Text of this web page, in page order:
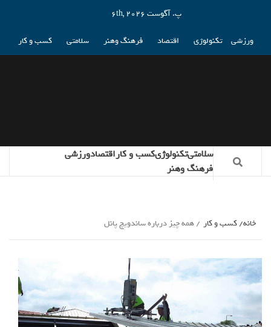
پ. آگوست 6th, 2026
ورزشی تکنولوژی اقتصاد فرهنگ وهنر سلامتی کسب و کار
سلامتیتکنولوژیکسب و کاراقتصادورزشی
فرهنگ وهنر
خانه کسب و کار همه چیز درباره ساندویچ پانل